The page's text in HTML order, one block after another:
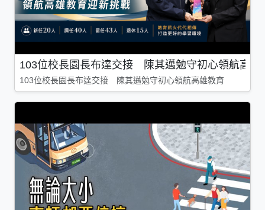
103位校長園長布達交接 陳其邁勉守初心領航高雄
103位校長園長布達交接 陳其邁勉守初心領航高雄教育